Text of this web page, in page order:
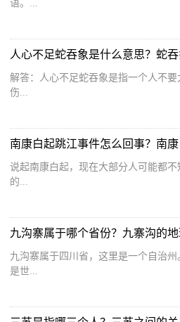
语。...
人心不足蛇吞象是什么意思？蛇吞
解答：人心不足蛇吞象是指一个人不
伤...
南康白起跳江事件怎么回事？南
说起南康白起，现在大部分人可能都
的...
九沟寨属于哪个省份？九寨沟的
九沟寨属于四川省，这里是一个自治州
是世...